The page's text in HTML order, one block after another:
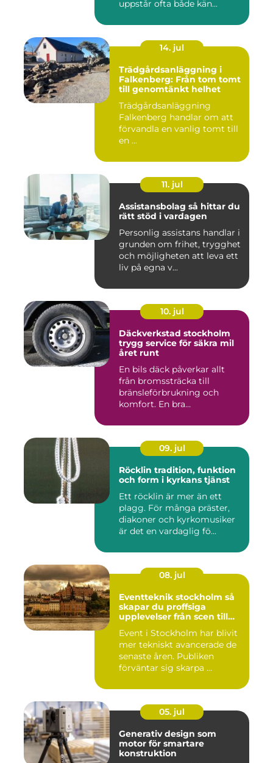
uppstår ofta både kän...
14. jul
Trädgårdsanläggning i
Falkenberg: Från tom tomt
till genomtänkt helhet
Trädgårdsanläggning
Falkenberg handlar om att
förvandla en vanlig tomt till
en ...
11. jul
Assistansbolag så hittar du
rätt stöd i vardagen
Personlig assistans handlar i
grunden om frihet, trygghet
och möjligheten att leva ett
liv på egna v...
10. jul
Däckverkstad stockholm
trygg service för säkra mil
året runt
En bils däck påverkar allt
från bromssträcka till
bränsleförbrukning och
komfort. En bra
09. jul
Röcklin tradition, funktion
och form i kyrkans tjänst
Ett röcklin är mer än ett
plagg. För många präster,
diakoner och kyrkomusiker
är det en vardaglig fö...
08. jul
Eventteknik stockholm så
skapar du proffsiga
upplevelser från scen till
Event i Stockholm har blivit
mer tekniskt avancerade de
senaste åren. Publiken
förväntar sig skarpa ...
05. jul
Generativ design som
motor för smartare
konstruktion